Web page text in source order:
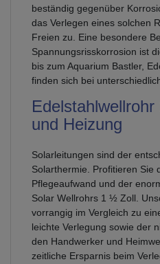
beständig gegenüber
das Verlegen eines solchen
Freien zu. Eine besondere
Spannungsrisskorrosion ist
bis zum Aquarium Bastler,
finden sich bei
und Heizung
Solarleitungen sind der
Solarthermie. Profitieren Sie
Pflegeaufwand und der
Solar Wellrohrs 1 ½ Zoll.
vorrangig im Vergleich zu
leichte Verlegung sowie der
den Handwerker und
zeitliche Ersparnis beim